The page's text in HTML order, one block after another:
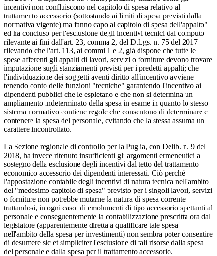
incentivi non confluiscono nel capitolo di spesa relativo al
trattamento accessorio (sottostando ai limiti di spesa previsti dalla
normativa vigente) ma fanno capo al capitolo di spesa dell'appalto"
ed ha concluso per l'esclusione degli incentivi tecnici dal computo
rilevante ai fini dall'art. 23, comma 2, del D.Lgs. n. 75 del 2017
rilevando che l'art. 113, ai commi 1 e 2, già dispone che tutte le
spese afferenti gli appalti di lavori, servizi o forniture devono trovare
imputazione sugli stanziamenti previsti per i predetti appalti; che
l'individuazione dei soggetti aventi diritto all'incentivo avviene
tenendo conto delle funzioni "tecniche" garantendo l'incentivo ai
dipendenti pubblici che le espletano e che non si determina un
ampliamento indeterminato della spesa in esame in quanto lo stesso
sistema normativo contiene regole che consentono di determinare e
contenere la spesa del personale, evitando che la stessa assuma un
carattere incontrollato.
La Sezione regionale di controllo per la Puglia, con Delib. n. 9 del
2018, ha invece ritenuto insufficienti gli argomenti ermeneutici a
sostegno della esclusione degli incentivi dal tetto del trattamento
economico accessorio dei dipendenti interessati. Ciò perché
l'appostazione contabile degli incentivi di natura tecnica nell'ambito
del "medesimo capitolo di spesa" previsto per i singoli lavori, servizi
o forniture non potrebbe mutarne la natura di spesa corrente
trattandosi, in ogni caso, di emolumenti di tipo accessorio spettanti al
personale e conseguentemente la contabilizzazione prescritta ora dal
legislatore (apparentemente diretta a qualificare tale spesa
nell'ambito della spesa per investimenti) non sembra poter consentire
di desumere sic et simpliciter l'esclusione di tali risorse dalla spesa
del personale e dalla spesa per il trattamento accessorio.